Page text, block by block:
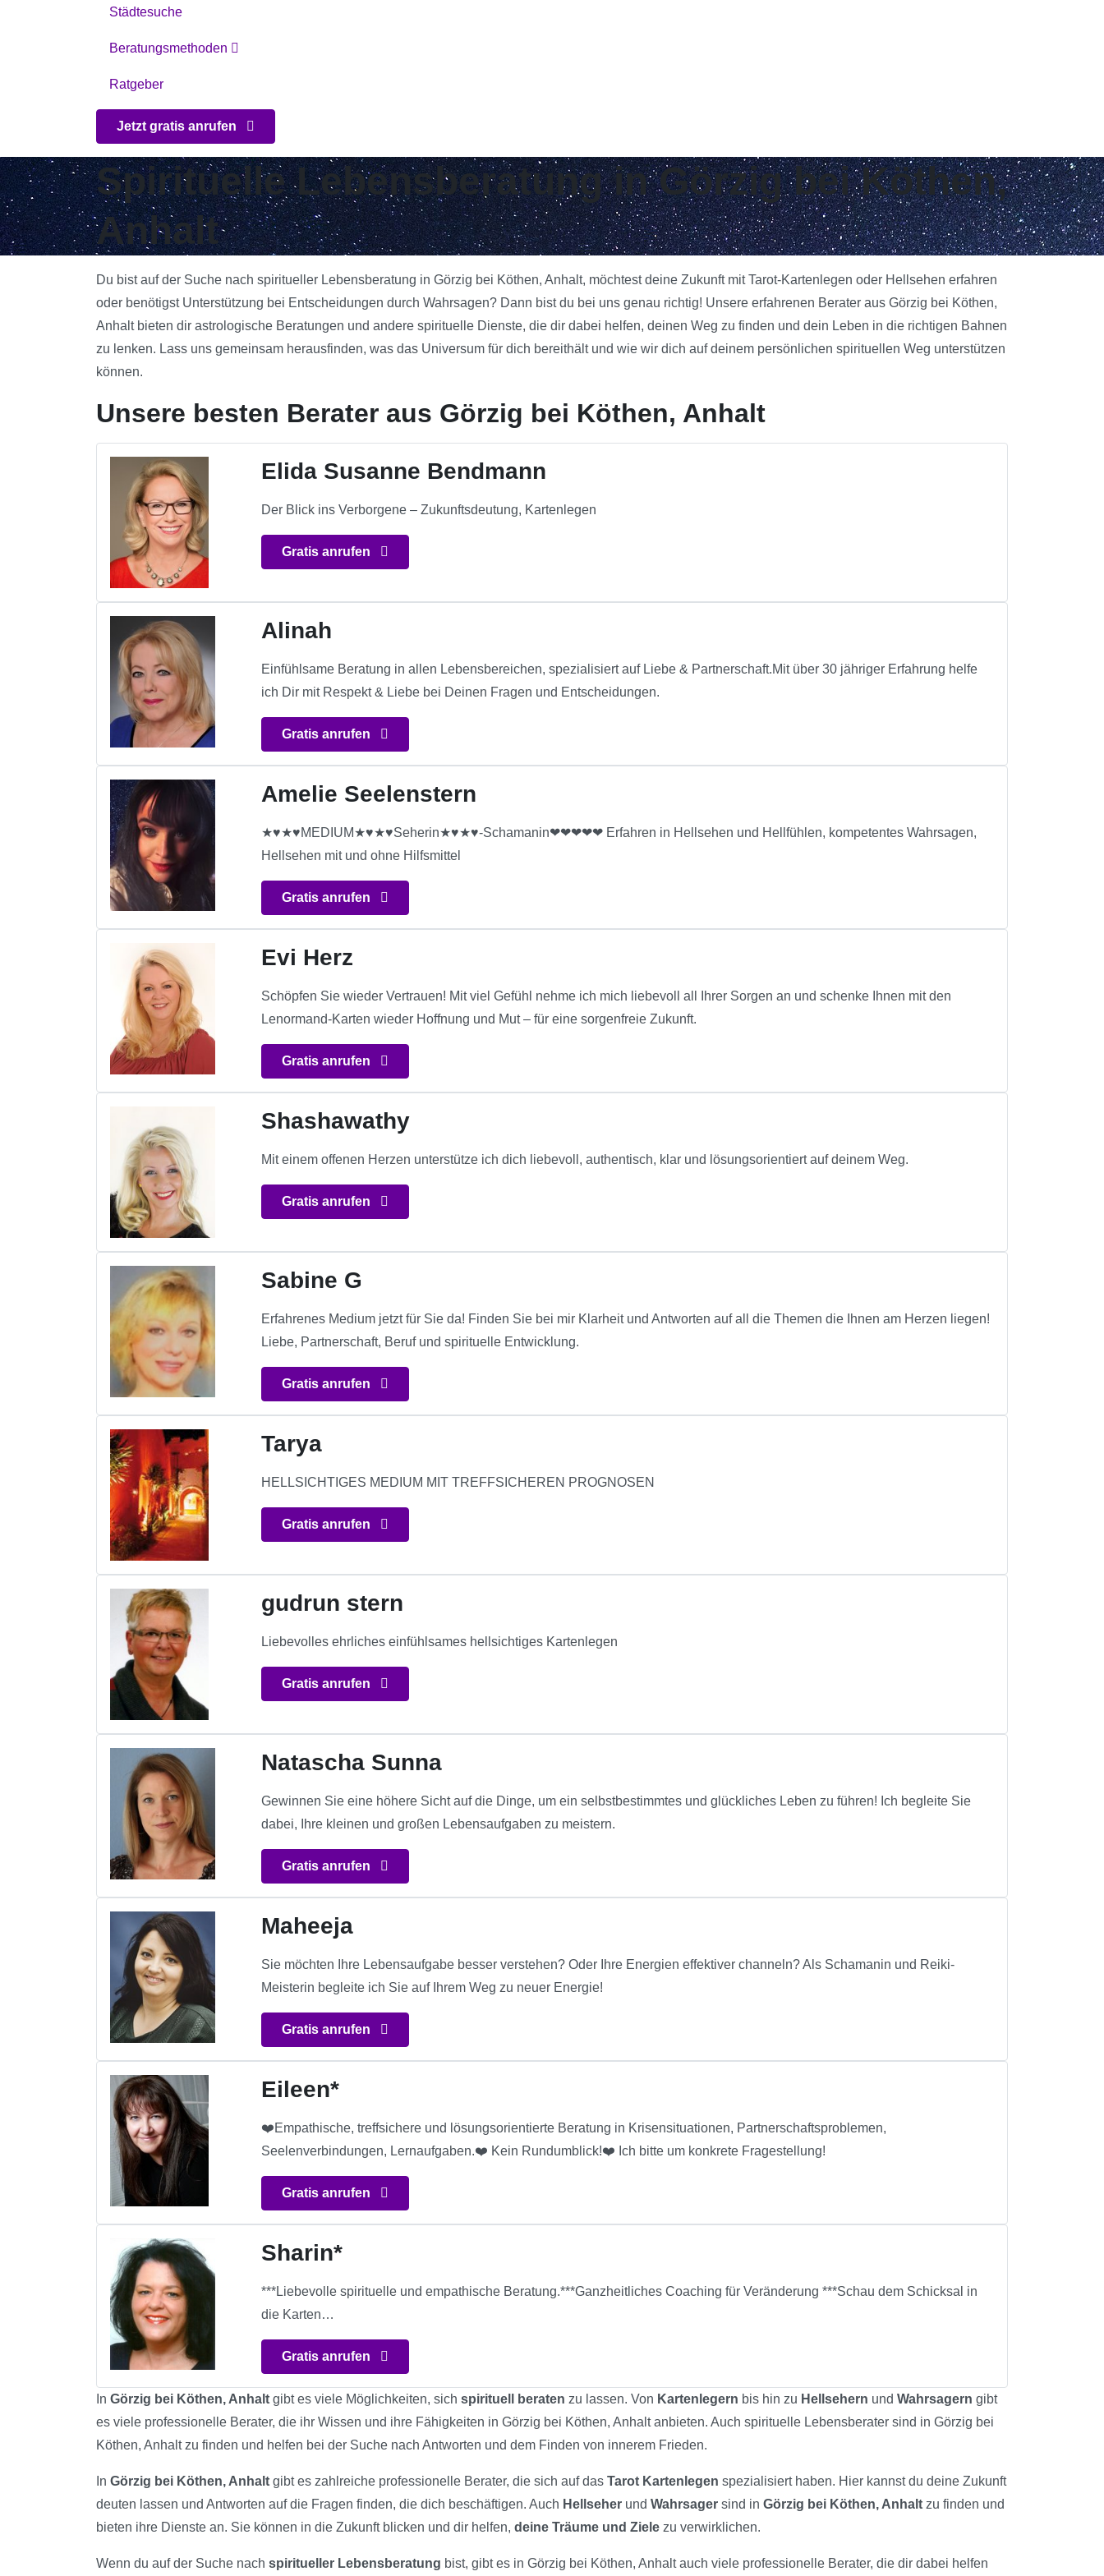
Städtesuche
Beratungsmethoden
Ratgeber
Jetzt gratis anrufen
Spirituelle Lebensberatung in Görzig bei Köthen,
Anhalt
Du bist auf der Suche nach spiritueller Lebensberatung in Görzig bei Köthen, Anhalt, möchtest deine Zukunft mit Tarot-Kartenlegen oder Hellsehen erfahren
oder benötigst Unterstützung bei Entscheidungen durch Wahrsagen? Dann bist du bei uns genau richtig! Unsere erfahrenen Berater aus Görzig bei Köthen,
Anhalt bieten dir astrologische Beratungen und andere spirituelle Dienste, die dir dabei helfen, deinen Weg zu finden und dein Leben in die richtigen Bahnen
zu lenken. Lass uns gemeinsam herausfinden, was das Universum für dich bereithält und wie wir dich auf deinem persönlichen spirituellen Weg unterstützen
können.
Unsere besten Berater aus Görzig bei Köthen, Anhalt
Elida Susanne Bendmann
Der Blick ins Verborgene – Zukunftsdeutung, Kartenlegen
Gratis anrufen
Alinah
Einfühlsame Beratung in allen Lebensbereichen, spezialisiert auf Liebe & Partnerschaft.Mit über 30 jähriger Erfahrung helfe
ich Dir mit Respekt & Liebe bei Deinen Fragen und Entscheidungen.
Gratis anrufen
Amelie Seelenstern
★♥★♥MEDIUM★♥★♥Seherin★♥★♥-Schamanin❤❤❤❤❤ Erfahren in Hellsehen und Hellfühlen, kompetentes Wahrsagen,
Hellsehen mit und ohne Hilfsmittel
Gratis anrufen
Evi Herz
Schöpfen Sie wieder Vertrauen! Mit viel Gefühl nehme ich mich liebevoll all Ihrer Sorgen an und schenke Ihnen mit den
Lenormand-Karten wieder Hoffnung und Mut – für eine sorgenfreie Zukunft.
Gratis anrufen
Shashawathy
Mit einem offenen Herzen unterstütze ich dich liebevoll, authentisch, klar und lösungsorientiert auf deinem Weg.
Gratis anrufen
Sabine G
Erfahrenes Medium jetzt für Sie da! Finden Sie bei mir Klarheit und Antworten auf all die Themen die Ihnen am Herzen liegen!
Liebe, Partnerschaft, Beruf und spirituelle Entwicklung.
Gratis anrufen
Tarya
HELLSICHTIGES MEDIUM MIT TREFFSICHEREN PROGNOSEN
Gratis anrufen
gudrun stern
Liebevolles ehrliches einfühlsames hellsichtiges Kartenlegen
Gratis anrufen
Natascha Sunna
Gewinnen Sie eine höhere Sicht auf die Dinge, um ein selbstbestimmtes und glückliches Leben zu führen! Ich begleite Sie
dabei, Ihre kleinen und großen Lebensaufgaben zu meistern.
Gratis anrufen
Maheeja
Sie möchten Ihre Lebensaufgabe besser verstehen? Oder Ihre Energien effektiver channeln? Als Schamanin und Reiki-
Meisterin begleite ich Sie auf Ihrem Weg zu neuer Energie!
Gratis anrufen
Eileen*
❤️Empathische, treffsichere und lösungsorientierte Beratung in Krisensituationen, Partnerschaftsproblemen,
Seelenverbindungen, Lernaufgaben.❤️ Kein Rundumblick!❤️ Ich bitte um konkrete Fragestellung!
Gratis anrufen
Sharin*
***Liebevolle spirituelle und empathische Beratung.***Ganzheitliches Coaching für Veränderung ***Schau dem Schicksal in
die Karten…
Gratis anrufen
In Görzig bei Köthen, Anhalt gibt es viele Möglichkeiten, sich spirituell beraten zu lassen. Von Kartenlegern bis hin zu Hellsehern und Wahrsagern gibt
es viele professionelle Berater, die ihr Wissen und ihre Fähigkeiten in Görzig bei Köthen, Anhalt anbieten. Auch spirituelle Lebensberater sind in Görzig bei
Köthen, Anhalt zu finden und helfen bei der Suche nach Antworten und dem Finden von innerem Frieden.
In Görzig bei Köthen, Anhalt gibt es zahlreiche professionelle Berater, die sich auf das Tarot Kartenlegen spezialisiert haben. Hier kannst du deine Zukunft
deuten lassen und Antworten auf die Fragen finden, die dich beschäftigen. Auch Hellseher und Wahrsager sind in Görzig bei Köthen, Anhalt zu finden und
bieten ihre Dienste an. Sie können in die Zukunft blicken und dir helfen, deine Träume und Ziele zu verwirklichen.
Wenn du auf der Suche nach spiritueller Lebensberatung bist, gibt es in Görzig bei Köthen, Anhalt auch viele professionelle Berater, die dir dabei helfen